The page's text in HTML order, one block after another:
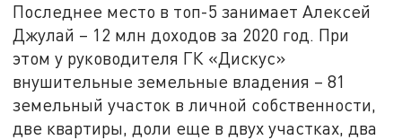
Последнее место в топ-5 занимает Алексей
Джулай – 12 млн доходов за 2020 год. При
этом у руководителя ГК «Дискус»
внушительные земельные владения – 81
земельный участок в личной собственности,
две квартиры, доли еще в двух участках, два